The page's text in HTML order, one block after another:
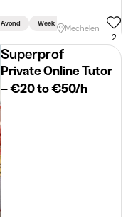
Avond Week Weekend
Mechelen
2
Superprof
Private Online Tutor
– €20 to €50/h